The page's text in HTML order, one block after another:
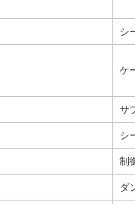
シ
ケ
サ
シ
制
ダ